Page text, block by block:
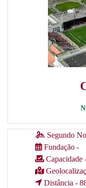
Segundo
Fundação -
Capacidade
Distância -